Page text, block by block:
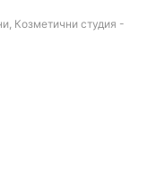
Козметични студия -